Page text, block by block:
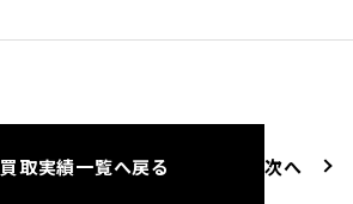
買取実績一覧へ戻る 次へ